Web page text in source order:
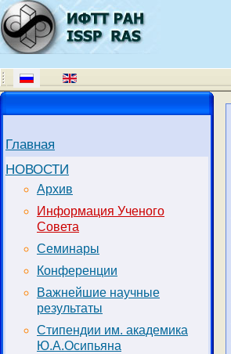
Главная
НОВОСТИ
Архив
Информация Ученого
Совета
Семинары
Конференции
Важнейшие научные
результаты
Стипендии им. академика
Ю.А.Осипьяна